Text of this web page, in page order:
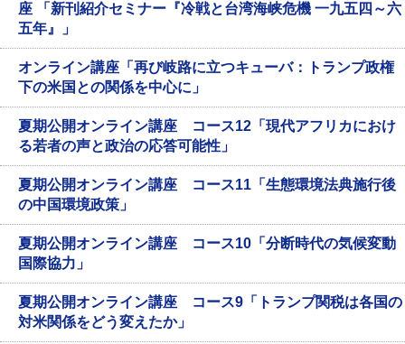
座 「新刊紹介セミナー『冷戦と台湾海峡危機 一九五四～六
五年』」
オンライン講座「再び岐路に立つキューバ：トランプ政権
下の米国との関係を中心に」
夏期公開オンライン講座 コース12「現代アフリカにおけ
る若者の声と政治の応答可能性」
夏期公開オンライン講座 コース11「生態環境法典施行後
の中国環境政策」
夏期公開オンライン講座 コース10「分断時代の気候変動
国際協力」
夏期公開オンライン講座 コース9「トランプ関税は各国の
対米関係をどう変えたか」